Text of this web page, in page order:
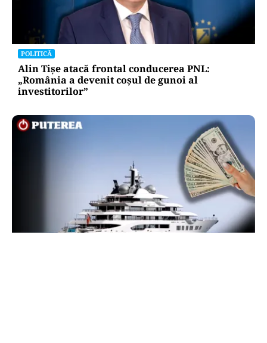
POLITICĂ
Alin Tișe atacă frontal conducerea PNL:
„România a devenit coșul de gunoi al
investitorilor”